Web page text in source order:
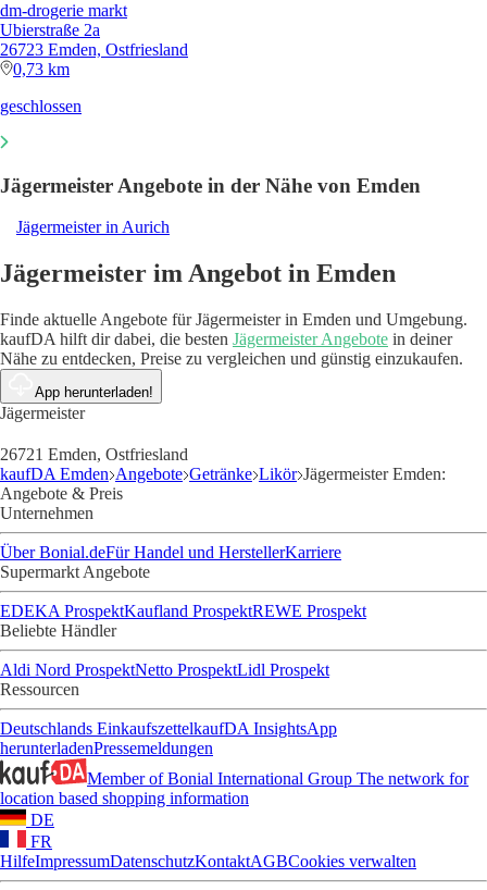
dm-drogerie markt
Ubierstraße 2a
26723 Emden, Ostfriesland
0,73 km
geschlossen
Jägermeister Angebote in der Nähe von Emden
Jägermeister in Aurich
Jägermeister im Angebot in Emden
Finde aktuelle Angebote für Jägermeister in Emden und Umgebung.
kaufDA hilft dir dabei, die besten Jägermeister Angebote in deiner
Nähe zu entdecken, Preise zu vergleichen und günstig einzukaufen.
App herunterladen!
Jägermeister
26721 Emden, Ostfriesland
kaufDA Emden Angebote Getränke Likör Jägermeister Emden:
Angebote & Preis
Unternehmen
Über Bonial.deFür Handel und HerstellerKarriere
Supermarkt Angebote
EDEKA ProspektKaufland ProspektREWE Prospekt
Beliebte Händler
Aldi Nord ProspektNetto ProspektLidl Prospekt
Ressourcen
Deutschlands EinkaufszettelkaufDA InsightsApp
herunterladenPressemeldungen
Member of Bonial International Group The network for
location based shopping information
DE
FR
HilfeImpressumDatenschutzKontaktAGBCookies verwalten